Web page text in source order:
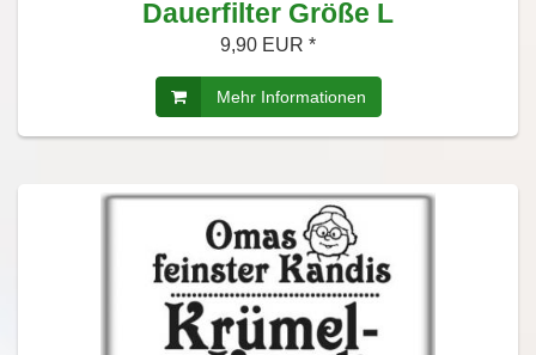
Dauerfilter Größe L
9,90 EUR *
Mehr Informationen